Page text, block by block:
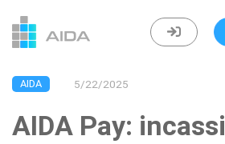
AIDA 5/22/2025
AIDA Pay: incassi